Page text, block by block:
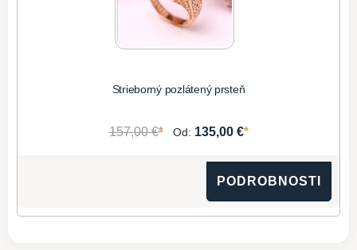
Strieborný pozlátený prsteň
157,00 €* Od: 135,00 €*
PODROBNOSTI